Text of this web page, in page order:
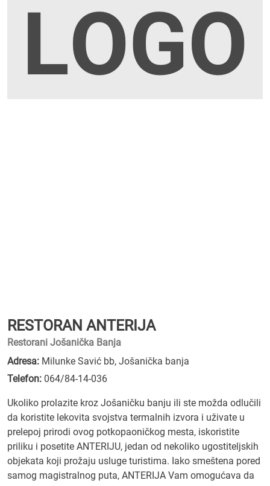
RESTORAN ANTERIJA
Restorani Jošanička Banja
Adresa: Milunke Savić bb, Jošanička banja
Telefon: 064/84-14-036
Ukoliko prolazite kroz Jošaničku banju ili ste možda odlučili
da koristite lekovita svojstva termalnih izvora i uživate u
prelepoj prirodi ovog potkopaoničkog mesta, iskoristite
priliku i posetite ANTERIJU, jedan od nekoliko ugostiteljskih
objekata koji prožaju usluge turistima. Iako smeštena pored
samog magistralnog puta, ANTERIJA Vam omogućava da